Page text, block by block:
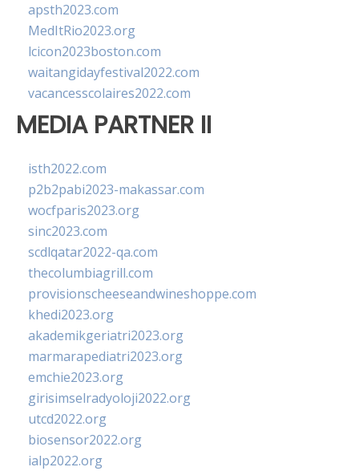
apsth2023.com
MedItRio2023.org
lcicon2023boston.com
waitangidayfestival2022.com
vacancesscolaires2022.com
MEDIA PARTNER II
isth2022.com
p2b2pabi2023-makassar.com
wocfparis2023.org
sinc2023.com
scdlqatar2022-qa.com
thecolumbiagrill.com
provisionscheeseandwineshoppe.com
khedi2023.org
akademikgeriatri2023.org
marmarapediatri2023.org
emchie2023.org
girisimselradyoloji2022.org
utcd2022.org
biosensor2022.org
ialp2022.org